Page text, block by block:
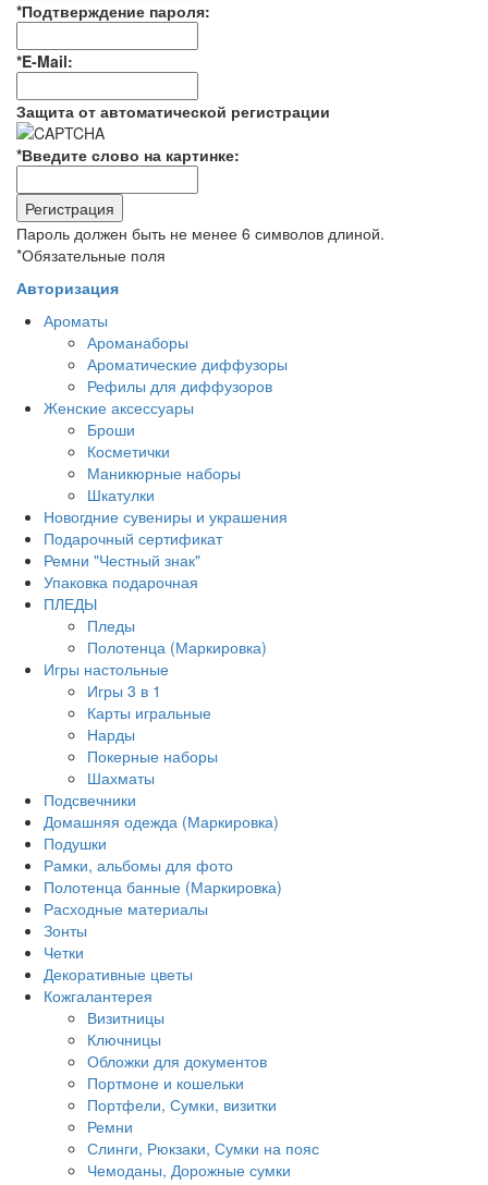
*Подтверждение пароля:
*E-Mail:
Защита от автоматической регистрации
*Введите слово на картинке:
Пароль должен быть не менее 6 символов длиной.
*Обязательные поля
Авторизация
Ароматы
Ароманаборы
Ароматические диффузоры
Рефилы для диффузоров
Женские аксессуары
Броши
Косметички
Маникюрные наборы
Шкатулки
Новогдние сувениры и украшения
Подарочный сертификат
Ремни "Честный знак"
Упаковка подарочная
ПЛЕДЫ
Пледы
Полотенца (Маркировка)
Игры настольные
Игры 3 в 1
Карты игральные
Нарды
Покерные наборы
Шахматы
Подсвечники
Домашняя одежда (Маркировка)
Подушки
Рамки, альбомы для фото
Полотенца банные (Маркировка)
Расходные материалы
Зонты
Четки
Декоративные цветы
Кожгалантерея
Визитницы
Ключницы
Обложки для документов
Портмоне и кошельки
Портфели, Сумки, визитки
Ремни
Слинги, Рюкзаки, Сумки на пояс
Чемоданы, Дорожные сумки